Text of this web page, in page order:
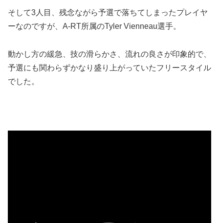
そして3人目、残念ながら予選で落ちてしまったプレイヤ
ーなのですが、A-RT所属のTyler Vienneau選手。
動かし方の緩急、技の滑らかさ、流れの良さが印象的で、
予選にも関わらずかなり盛り上がっていたフリースタイル
でした。